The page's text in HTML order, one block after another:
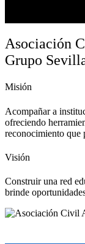
Asociación
Grupo
Misión
Acompañar a
ofreciendo
reconocimiento que
Visión
Construir una red
brinde